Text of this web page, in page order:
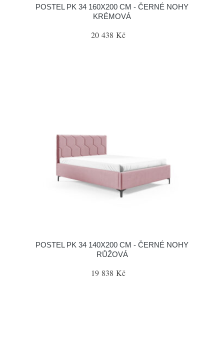
POSTEL PK 34 160X200 CM - ČERNÉ NOHY
KRÉMOVÁ
20 438 Kč
POSTEL PK 34 140X200 CM - ČERNÉ NOHY
RŮŽOVÁ
19 838 Kč